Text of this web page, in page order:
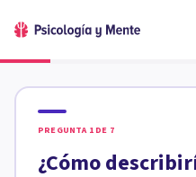
PREGUNTA 1 DE 7
¿Cómo